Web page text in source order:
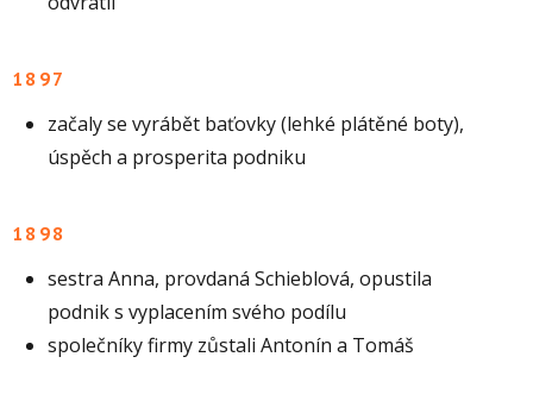
1897
začaly se vyrábět baťovky (lehké plátěné boty),
úspěch a prosperita podniku
1898
sestra Anna, provdaná Schieblová, opustila
podnik s vyplacením svého podílu
společníky firmy zůstali Antonín a Tomáš